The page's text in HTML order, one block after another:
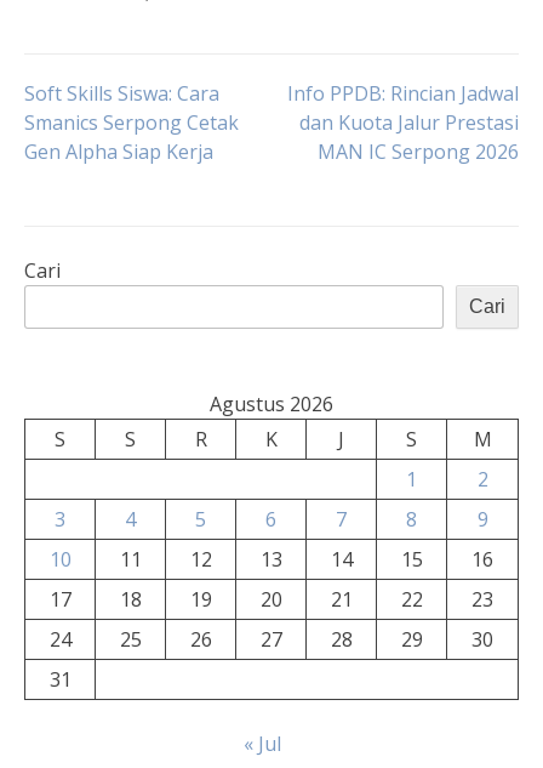
Navigasi
pos
Soft Skills Siswa: Cara
Smanics Serpong Cetak
Gen Alpha Siap Kerja
Info PPDB: Rincian Jadwal
dan Kuota Jalur Prestasi
MAN IC Serpong 2026
Cari
Cari
Agustus 2026
S
S R K J S
M
1
2
3
4 5 6 7 8
9
10
11 12 13 14 15
16
17
18 19 20 21 22
23
24
25 26 27 28 29
30
31
« Jul